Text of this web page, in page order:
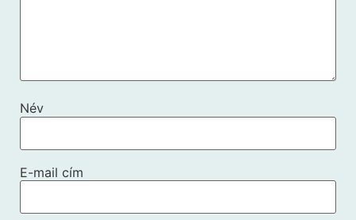
Név
E-mail cím